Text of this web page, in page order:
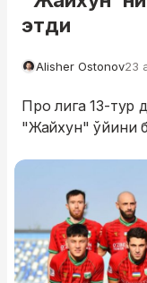
этди
Alisher Ostonov23
Про лига 13-
"Жайхун" ўйини